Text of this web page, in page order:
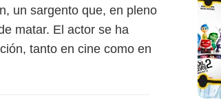
un sargento que, en pleno
matar. El actor se ha
tanto en cine como en